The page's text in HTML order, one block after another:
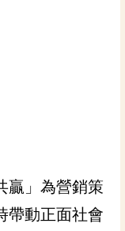
贏」為營銷策
帶動正面社會